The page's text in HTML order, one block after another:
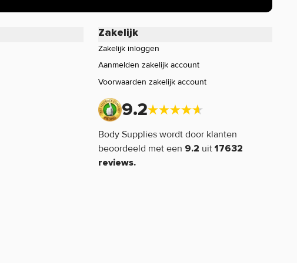
Zakelijk
Zakelijk inloggen
Aanmelden zakelijk account
Voorwaarden zakelijk account
9.2
Body Supplies wordt door klanten
beoordeeld met een 9.2 uit17632
reviews.